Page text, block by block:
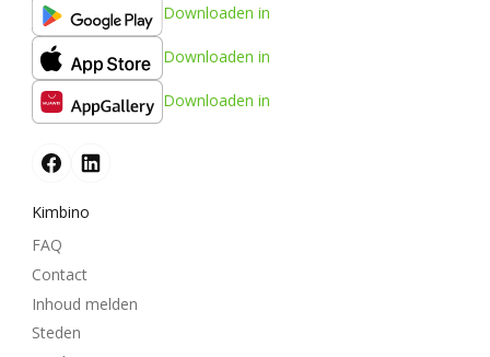
Downloaden in
Downloaden in
Downloaden in
Kimbino
FAQ
Contact
Inhoud melden
Steden